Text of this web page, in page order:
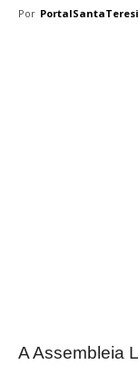
Por
A Assembleia